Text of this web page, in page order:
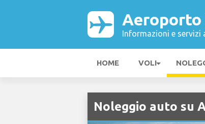
Informazioni e servizi
HOME VOLI
Noleggio auto su